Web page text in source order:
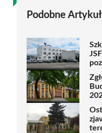
Podobne